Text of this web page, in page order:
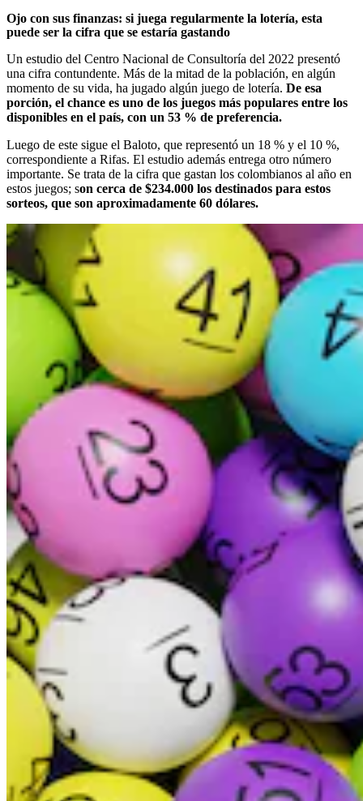
Ojo con sus finanzas: si juega regularmente la lotería, esta
puede ser la cifra que se estaría gastando
Un estudio del Centro Nacional de Consultoría del 2022 presentó
una cifra contundente. Más de la mitad de la población, en algún
momento de su vida, ha jugado algún juego de lotería. De esa
porción, el chance es uno de los juegos más populares entre los
disponibles en el país, con un 53 % de preferencia.
Luego de este sigue el Baloto, que representó un 18 % y el 10 %,
correspondiente a Rifas. El estudio además entrega otro número
importante. Se trata de la cifra que gastan los colombianos al año en
estos juegos; son cerca de $234.000 los destinados para estos
sorteos, que son aproximadamente 60 dólares.